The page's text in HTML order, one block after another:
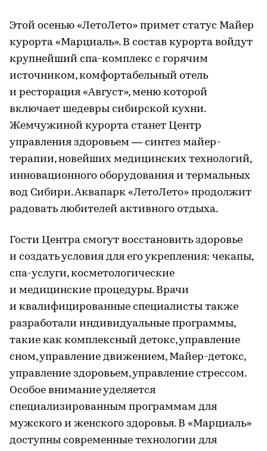
Этой осенью «ЛетоЛето» примет статус Майер
курорта «Марциаль». В состав курорта войдут
крупнейший спа-комплекс с горячим
источником, комфортабельный отель
и ресторация «Август», меню которой
включает шедевры сибирской кухни.
Жемчужиной курорта станет Центр
управления здоровьем — синтез майер-
терапии, новейших медицинских технологий,
инновационного оборудования и термальных
вод Сибири. Аквапарк «ЛетоЛето» продолжит
радовать любителей активного отдыха.
Гости Центра смогут восстановить здоровье
и создать условия для его укрепления: чекапы,
спа-услуги, косметологические
и медицинские процедуры. Врачи
и квалифицированные специалисты также
разработали индивидуальные программы,
такие как комплексный детокс, управление
сном, управление движением, Майер-детокс,
управление здоровьем, управление стрессом.
Особое внимание уделяется
специализированным программам для
мужского и женского здоровья. В «Марциаль»
доступны современные технологии для